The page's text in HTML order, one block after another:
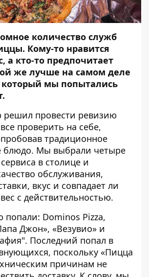
количество служб
Кому-то нравится
а кто-то предпочитает
же лучше на самом деле
который мы попытались
решил провести ревизию
проверить на себе,
традиционное
блюдо. Мы выбрали четыре
в столице и
обслуживания,
вкус и совпадает ли
с действительностью.
попали: Dominos Pizza,
Джон», «Везувио» и
Последний попал в
поскольку «Пицца
причинам не